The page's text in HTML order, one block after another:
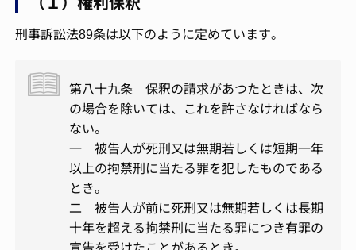
刑事訴訟法89条は以下のように定めています。
第八十九条 保釈の請求があつたときは、次
の場合を除いては、これを許さなければなら
ない。
一 被告人が死刑又は無期若しくは短期一年
以上の拘禁刑に当たる罪を犯したものである
とき。
二 被告人が前に死刑又は無期若しくは長期
十年を超える拘禁刑に当たる罪につき有罪の